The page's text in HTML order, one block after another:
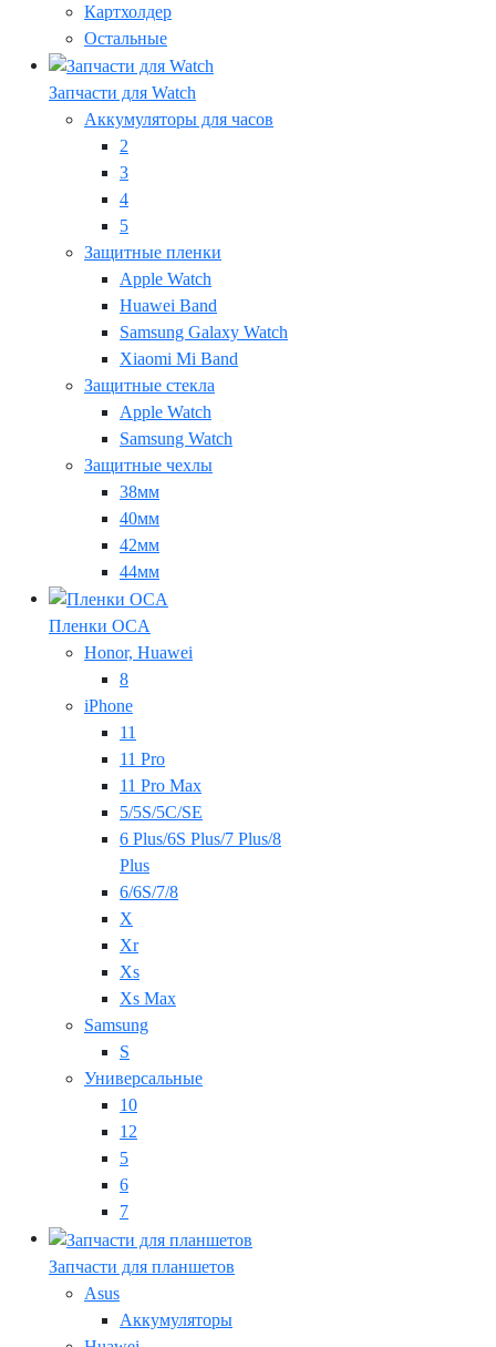
Картхолдер
Остальные
Запчасти для Watch
Аккумуляторы для часов
2
3
4
5
Защитные пленки
Apple Watch
Huawei Band
Samsung Galaxy Watch
Xiaomi Mi Band
Защитные стекла
Apple Watch
Samsung Watch
Защитные чехлы
38мм
40мм
42мм
44мм
Пленки OCA
Honor, Huawei
8
iPhone
11
11 Pro
11 Pro Max
5/5S/5C/SE
6 Plus/6S Plus/7 Plus/8
Plus
6/6S/7/8
X
Xr
Xs
Xs Max
Samsung
S
Универсальные
10
12
5
6
7
Запчасти для планшетов
Asus
Аккумуляторы